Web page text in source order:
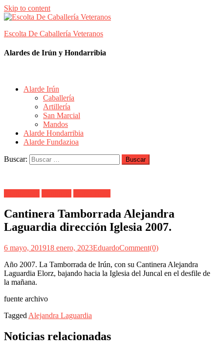
Skip to content
Escolta De Caballería Veteranos
Alardes de Irún y Hondarribia
Alarde Irún
Caballería
Artillería
San Marcial
Mandos
Alarde Hondarribia
Alarde Fundazioa
Buscar:
Cantinera Tamborrada Alejandra
Laguardia dirección Iglesia 2007.
6 mayo, 201918 enero, 2023EduardoComment(0)
Año 2007. La Tamborrada de Irún, con su Cantinera Alejandra
Laguardia Elorz, bajando hacia la Iglesia del Juncal en el desfile de
la mañana.
fuente archivo
Tagged Alejandra Laguardia
Noticias relacionadas